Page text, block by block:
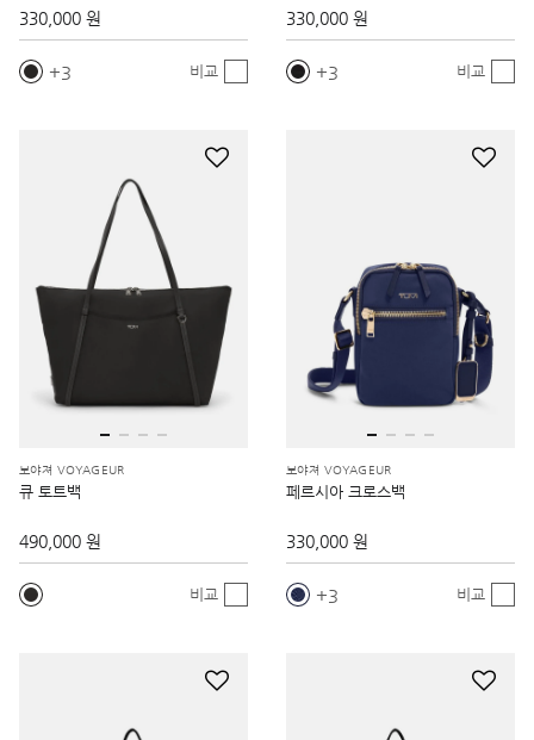
330,000 원
3 비교
330,000 원
3 비교
보야져 VOYAGEUR
큐 토트백
490,000 원
비교
보야져 VOYAGEUR
페르시아 크로스백
330,000 원
3 비교